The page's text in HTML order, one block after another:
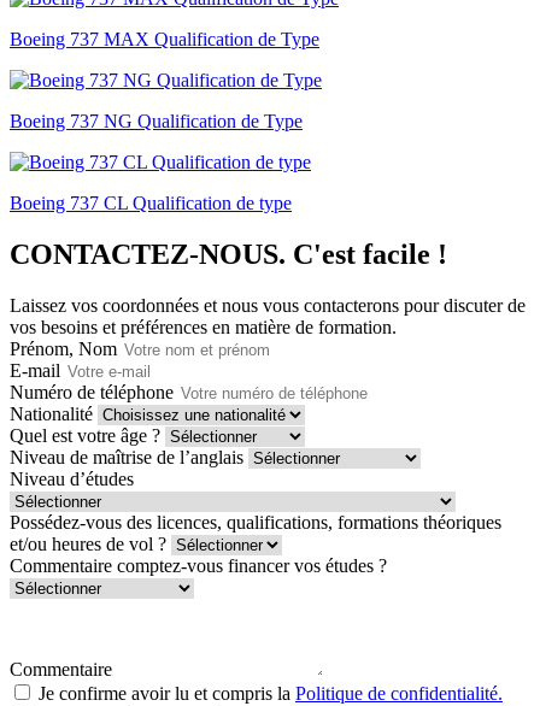
Boeing 737 MAX Qualification de Type
Boeing 737 NG Qualification de Type
Boeing 737 CL Qualification de type
CONTACTEZ-NOUS. C'est facile !
Laissez vos coordonnées et nous vous contacterons pour discuter de
vos besoins et préférences en matière de formation.
Prénom, Nom
E-mail
Numéro de téléphone
Nationalité
Quel est votre âge ?
Niveau de maîtrise de l’anglais
Niveau d’études
Possédez-vous des licences, qualifications, formations théoriques
et/ou heures de vol ?
Commentaire comptez-vous financer vos études ?
Commentaire
Je confirme avoir lu et compris la Politique de confidentialité.